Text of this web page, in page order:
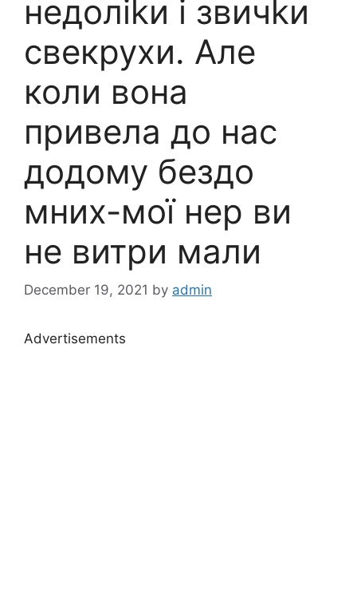
недоліkи і звичkи
свекрухи. Але
коли вона
привела до нас
додому бездо
мних-мої нер ви
не витри мали
December 19, 2021 by admin
Advertisements